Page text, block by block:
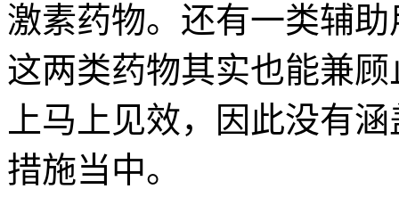
激素药物。还有一类辅
这两类药物其实也能兼
上马上见效，因此没有
措施当中。